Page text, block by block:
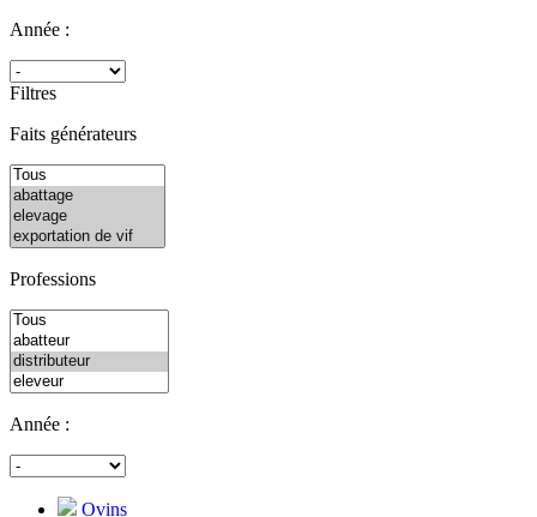
Année :
Filtres
Faits générateurs
Professions
Année :
Ovins